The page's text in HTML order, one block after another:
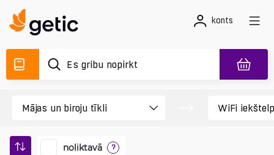
konts
noliktavā ?